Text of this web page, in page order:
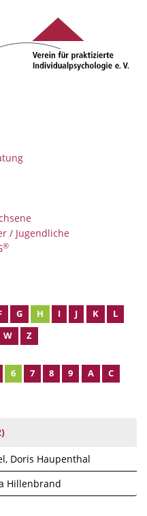
/ Jugendliche
®
G H I J K
L
W Z
6 7 8 9 A
C
Doris Haupenthal
Hillenbrand